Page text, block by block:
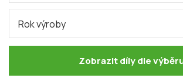
Rok výroby
Zobrazit díly dle